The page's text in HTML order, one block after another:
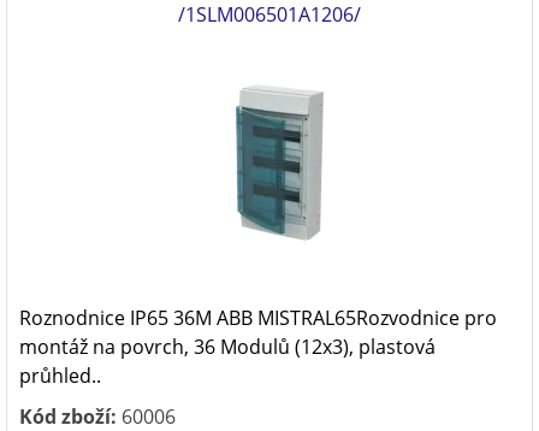
/1SLM006501A1206/
Roznodnice IP65 36M ABB MISTRAL65Rozvodnice pro
montáž na povrch, 36 Modulů (12x3), plastová
průhled..
Kód zboží: 60006